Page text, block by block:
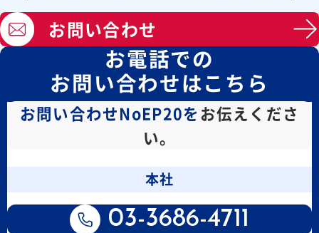
お問い合わせ
お電話での
お問い合わせはこちら
お問い合わせNoEP20をお伝えくださ
い。
本社
03-3686-4711